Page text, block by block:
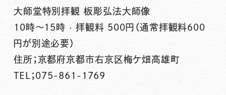
大師堂特別拝観 板彫弘法大師像
10時～15時 · 拝観料 500円（通常拝観料600
円が別途必要）
住所；京都府京都市右京区梅ケ畑高雄町
TEL；075-861-1769